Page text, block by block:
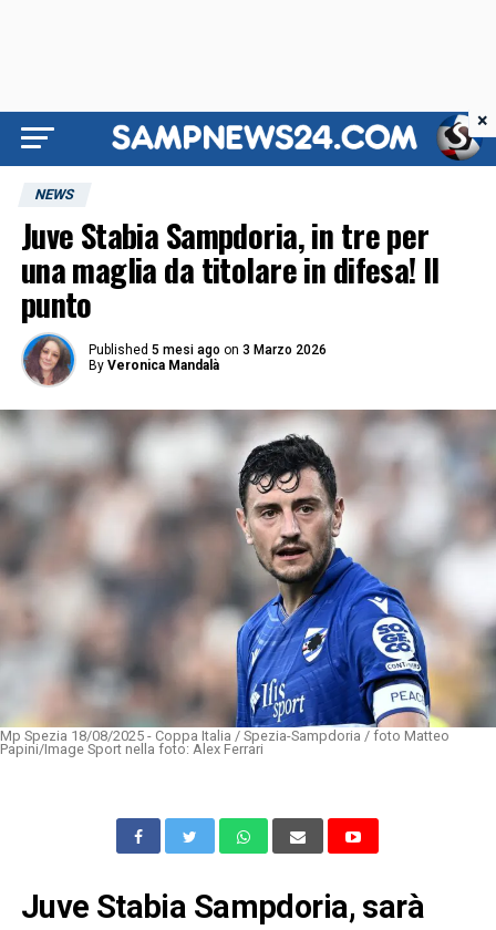
NEWS
Juve Stabia Sampdoria, in tre per
una maglia da titolare in difesa! Il
punto
Published 5 mesi ago on 3 Marzo 2026
By Veronica Mandalà
Mp Spezia 18/08/2025 - Coppa Italia / Spezia-Sampdoria / foto Matteo
Papini/Image Sport nella foto: Alex Ferrari
Juve Stabia Sampdoria, sarà
×